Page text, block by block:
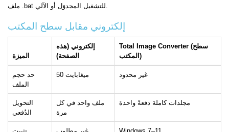
ملف .bat للتشغيل المجدوَل أو الآلي.
إلكتروني مقابل سطح المكتب
الميزة
إلكتروني (هذه
الصفحة)
Total Image Converter (سطح
المكتب)
حد حجم
الملف
50 ميغابايت غير محدود
التحويل
الدُفعي
ملف واحد في كل
مرة
مجلدات كاملة دفعةً واحدة